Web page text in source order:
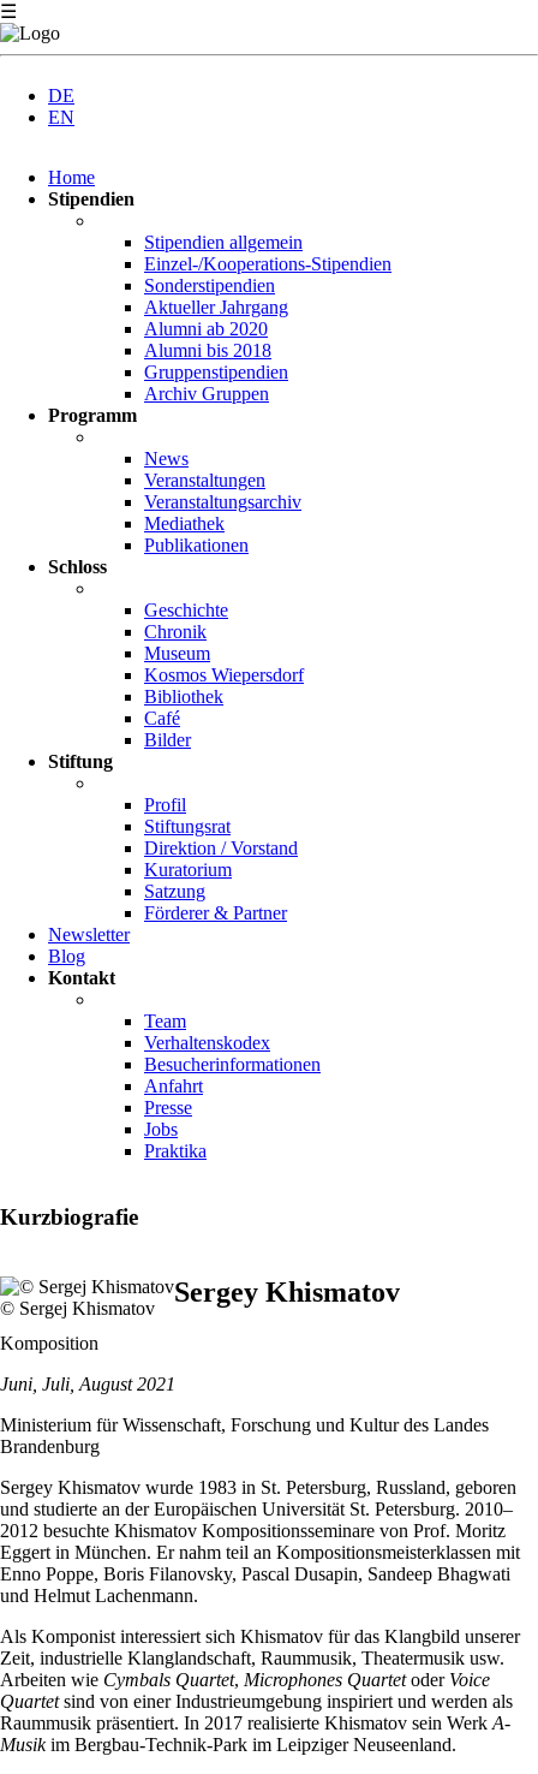
☰
DE
EN
überspringen
Home
Stipendien
Stipendien allgemein
Einzel-/Kooperations-Stipendien
Sonderstipendien
Aktueller Jahrgang
Alumni ab 2020
Alumni bis 2018
Gruppenstipendien
Archiv Gruppen
Programm
News
Veranstaltungen
Veranstaltungsarchiv
Mediathek
Publikationen
Schloss
Geschichte
Chronik
Museum
Kosmos Wiepersdorf
Bibliothek
Café
Bilder
Stiftung
Profil
Stiftungsrat
Direktion / Vorstand
Kuratorium
Satzung
Förderer & Partner
Newsletter
Blog
Kontakt
Team
Verhaltenskodex
Besucherinformationen
Anfahrt
Presse
Jobs
Praktika
Kurzbiografie
© Sergej Khismatov
Sergey Khismatov
Komposition
Juni, Juli, August 2021
Ministerium für Wissenschaft, Forschung und Kultur des Landes
Brandenburg
Sergey Khismatov wurde 1983 in St. Petersburg, Russland, geboren
und studierte an der Europäischen Universität St. Petersburg. 2010–
2012 besuchte Khismatov Kompositionsseminare von Prof. Moritz
Eggert in München. Er nahm teil an Kompositionsmeisterklassen mit
Enno Poppe, Boris Filanovsky, Pascal Dusapin, Sandeep Bhagwati
und Helmut Lachenmann.
Als Komponist interessiert sich Khismatov für das Klangbild unserer
Zeit, industrielle Klanglandschaft, Raummusik, Theatermusik usw.
Arbeiten wie Cymbals Quartet, Microphones Quartetoder Voice
Quartetsind von einer Industrieumgebung inspiriert und werden als
Raummusik präsentiert. In 2017 realisierte Khismatov sein Werk A-
Musikim Bergbau-Technik-Park im Leipziger Neuseenland.